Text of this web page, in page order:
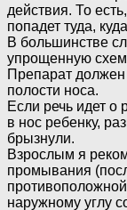
действия. То
попадет туда,
В большинстве
упрощенную
Препарат должен
полости носа.
Если речь идет о
в нос ребенку,
брызнули.
Взрослым я
промывания
наружному углу